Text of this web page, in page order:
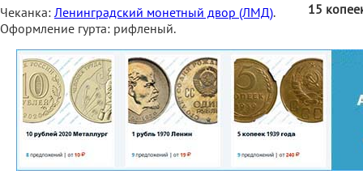
15
Чеканка: Ленинградский монетный двор (ЛМД).
Оформление гурта: рифленый.